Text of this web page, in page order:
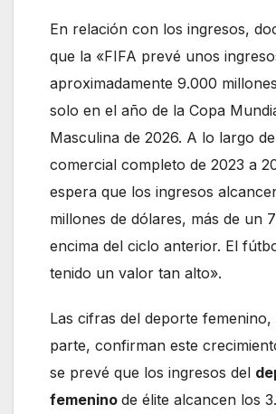
En relación con los ingresos,
que la «FIFA prevé unos
aproximadamente 9.000
solo en el año de la Copa
Masculina de 2026. A lo largo
comercial completo de 2023 a
espera que los ingresos
millones de dólares, más de un
encima del ciclo anterior. El
tenido un valor tan alto».
Las cifras del deporte
parte, confirman este
se prevé que los ingresos del
femenino de élite alcancen los